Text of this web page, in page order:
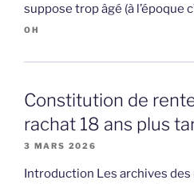
suppose trop âgé (à l’époque
OH
Constitution de
rachat 18 ans plus
3 MARS 2026
Introduction Les archives